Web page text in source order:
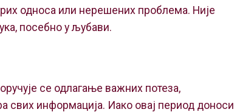
односа или нерешених проблема. Није
посебно у љубави.
се одлагање важних потеза,
свих информација. Иако овај период доноси